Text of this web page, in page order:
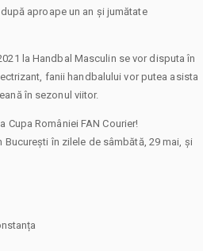
aproape un an și jumătate
la Handbal Masculin se vor disputa în
fanii handbalului vor putea asista
în sezonul viitor.
României FAN Courier!
București în zilele de sâmbătă, 29 mai, și